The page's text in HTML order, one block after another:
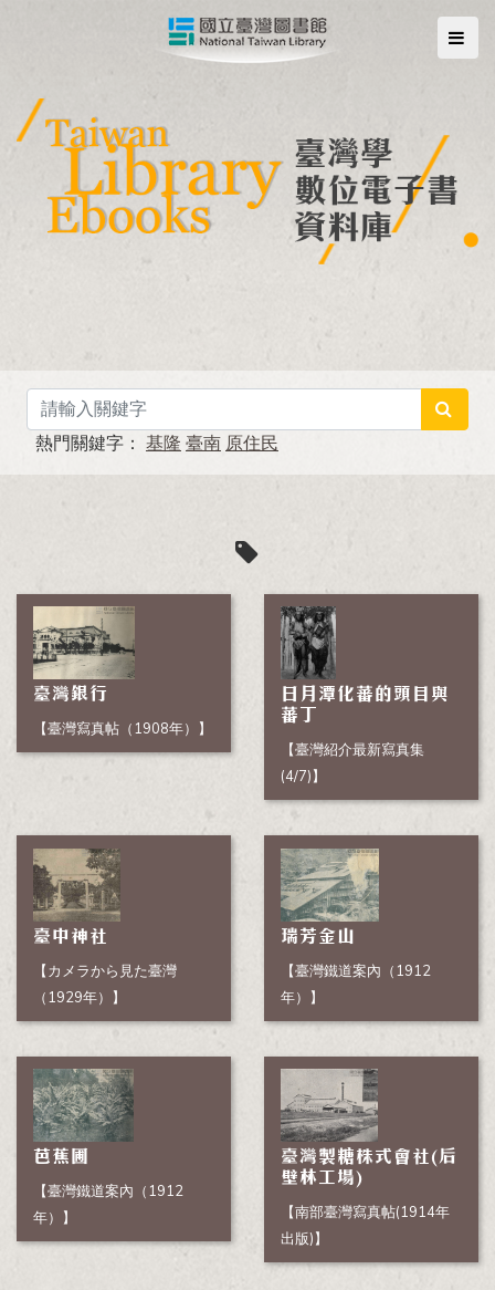
熱門關鍵字： 基隆 臺南 原住民
臺灣銀行
【臺灣寫真帖（1908年）】
日月潭化蕃的頭目與
蕃丁
【臺灣紹介最新寫真集
(4/7)】
臺中神社
【カメラから見た臺灣
（1929年）】
瑞芳金山
【臺灣鐵道案內（1912
年）】
芭蕉圃
【臺灣鐵道案內（1912
年）】
臺灣製糖株式會社(后
壁林工場)
【南部臺灣寫真帖(1914年
出版)】